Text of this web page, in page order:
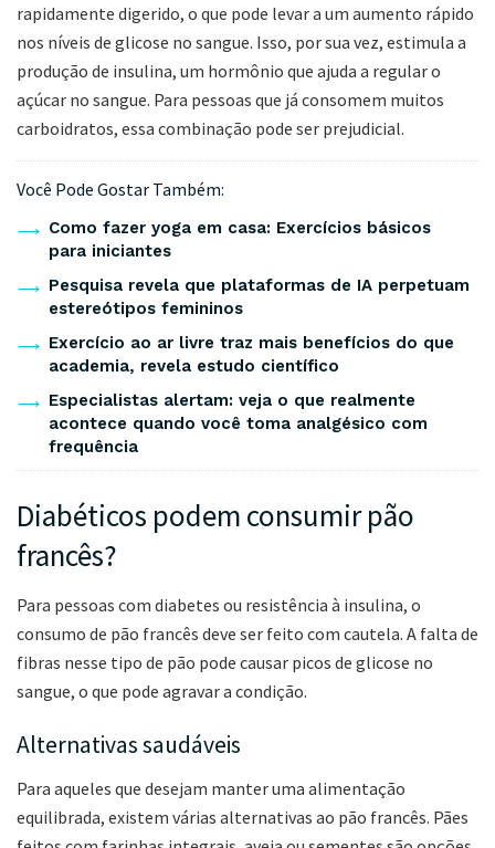
rapidamente digerido, o que pode levar a um aumento rápido
nos níveis de glicose no sangue. Isso, por sua vez, estimula a
produção de insulina, um hormônio que ajuda a regular o
açúcar no sangue. Para pessoas que já consomem muitos
carboidratos, essa combinação pode ser prejudicial.
Você Pode Gostar Também:
Como fazer yoga em casa: Exercícios básicos
para iniciantes
Pesquisa revela que plataformas de IA perpetuam
estereótipos femininos
Exercício ao ar livre traz mais benefícios do que
academia, revela estudo científico
Especialistas alertam: veja o que realmente
acontece quando você toma analgésico com
frequência
Diabéticos podem consumir pão
francês?
Para pessoas com diabetes ou resistência à insulina, o
consumo de pão francês deve ser feito com cautela. A falta de
fibras nesse tipo de pão pode causar picos de glicose no
sangue, o que pode agravar a condição.
Alternativas saudáveis
Para aqueles que desejam manter uma alimentação
equilibrada, existem várias alternativas ao pão francês. Pães